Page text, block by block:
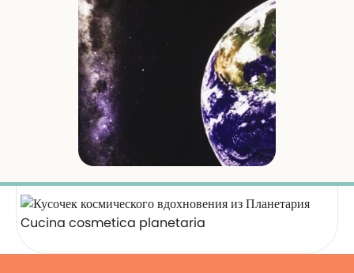
Cucina cosmetica planetaria